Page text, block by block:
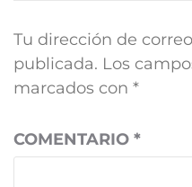
Tu dirección de
publicada. Los
marcados con *
COMENTARIO *